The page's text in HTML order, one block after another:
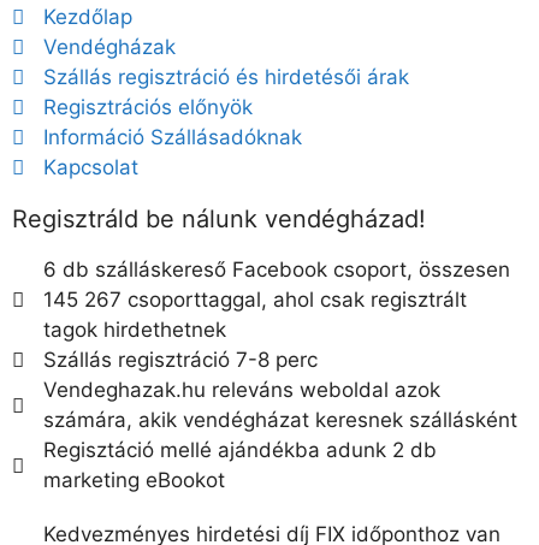
Kezdőlap
Vendégházak
Szállás regisztráció és hirdetésői árak
Regisztrációs előnyök
Információ Szállásadóknak
Kapcsolat
Regisztráld be nálunk vendégházad!
6 db szálláskereső Facebook csoport, összesen
145 267 csoporttaggal, ahol csak regisztrált
tagok hirdethetnek
Szállás regisztráció 7-8 perc
Vendeghazak.hu releváns weboldal azok
számára, akik vendégházat keresnek szállásként
Regisztáció mellé ajándékba adunk 2 db
marketing eBookot
Kedvezményes hirdetési díj FIX időponthoz van